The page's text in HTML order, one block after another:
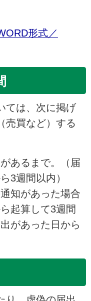
形式／
ては、次に掲げ
売買など）する
あるまで。（届
3週間以内）
知があった場合
起算して3週間
があった日から